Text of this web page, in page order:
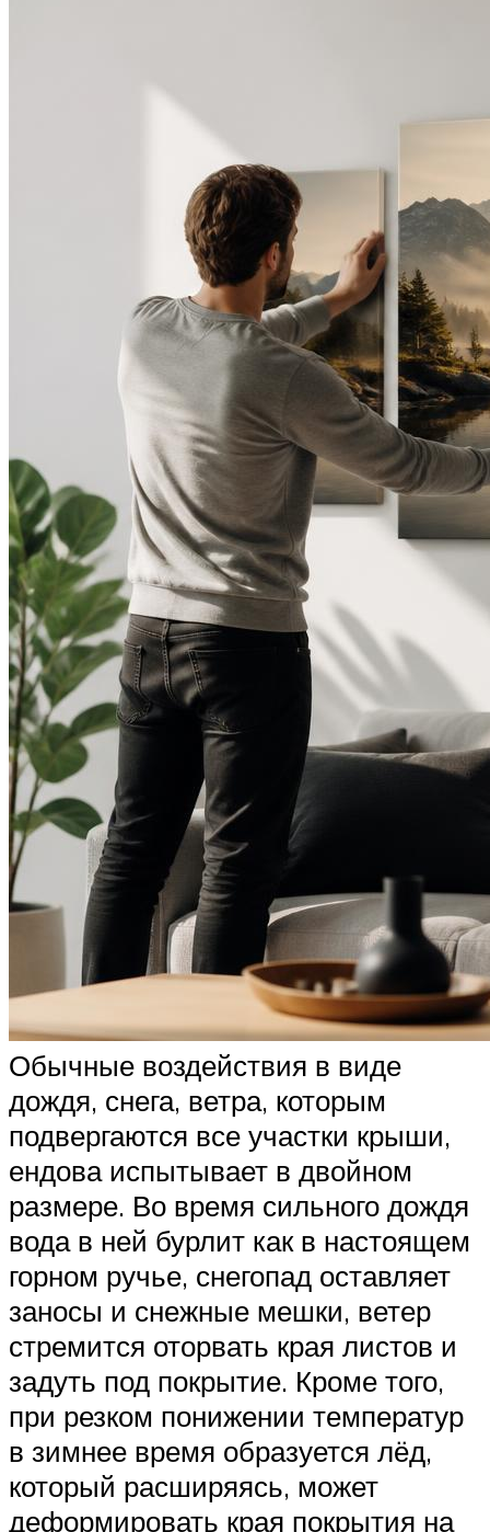
Обычные воздействия в виде
дождя, снега, ветра, которым
подвергаются все участки крыши,
ендова испытывает в двойном
размере. Во время сильного дождя
вода в ней бурлит как в настоящем
горном ручье, снегопад оставляет
заносы и снежные мешки, ветер
стремится оторвать края листов и
задуть под покрытие. Кроме того,
при резком понижении температур
в зимнее время образуется лёд,
который расширяясь, может
деформировать края покрытия на